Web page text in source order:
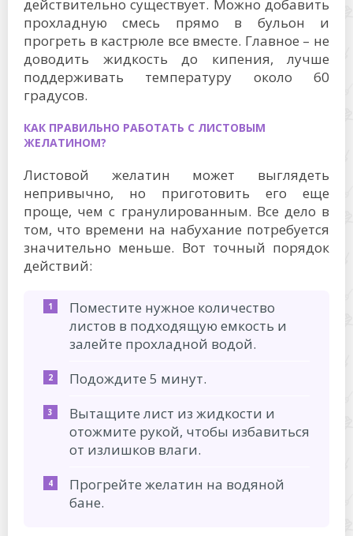
действительно существует. Можно добавить
прохладную смесь прямо в бульон и
прогреть в кастрюле все вместе. Главное – не
доводить жидкость до кипения, лучше
поддерживать температуру около 60
градусов.
КАК ПРАВИЛЬНО РАБОТАТЬ С ЛИСТОВЫМ
ЖЕЛАТИНОМ?
Листовой желатин может выглядеть
непривычно, но приготовить его еще
проще, чем с гранулированным. Все дело в
том, что времени на набухание потребуется
значительно меньше. Вот точный порядок
действий:
Поместите нужное количество
листов в подходящую емкость и
залейте прохладной водой.
Подождите 5 минут.
Вытащите лист из жидкости и
отожмите рукой, чтобы избавиться
от излишков влаги.
Прогрейте желатин на водяной
бане.